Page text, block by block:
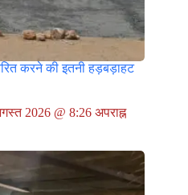
करने की इतनी हड़बड़ाहट
2026 @ 8:26 अपराह्न